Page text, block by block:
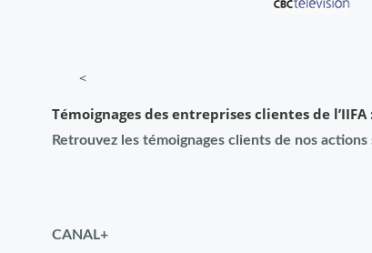
<
Témoignages des entreprises clientes de l’IIFA
Retrouvez les témoignages clients de nos
CANAL+